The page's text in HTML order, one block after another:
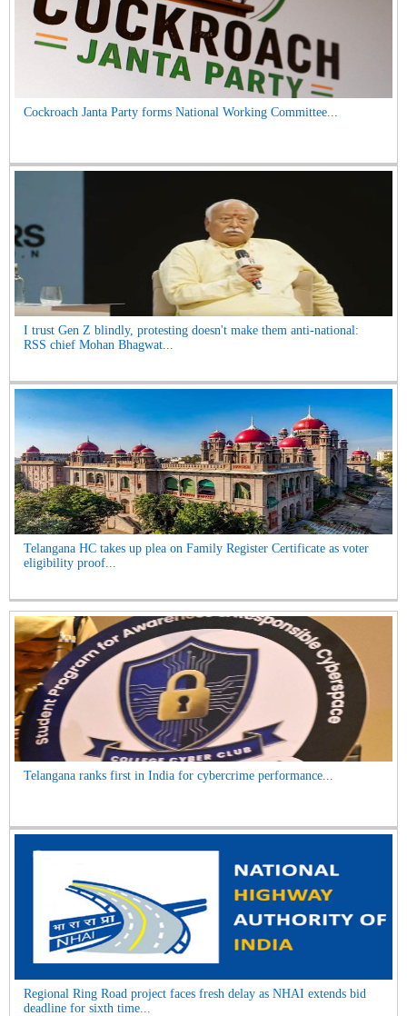
Cockroach Janta Party forms National Working Committee...
I trust Gen Z blindly, protesting doesn't make them anti-national:
RSS chief Mohan Bhagwat...
Telangana HC takes up plea on Family Register Certificate as voter
eligibility proof...
Telangana ranks first in India for cybercrime performance...
Regional Ring Road project faces fresh delay as NHAI extends bid
deadline for sixth time...